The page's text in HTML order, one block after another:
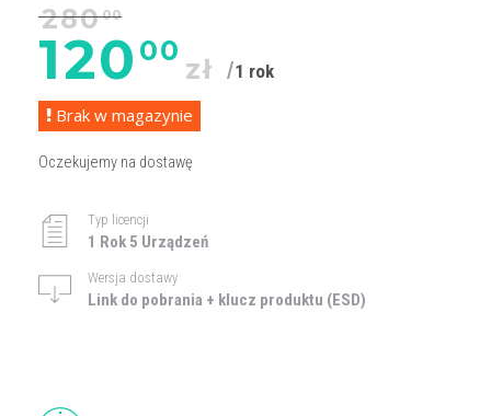
28000
120 00
zł
1 rok
Brak w magazynie
Oczekujemy na dostawę
Typ licencji
1 Rok 5 Urządzeń
Wersja dostawy
Link do pobrania + klucz produktu (ESD)